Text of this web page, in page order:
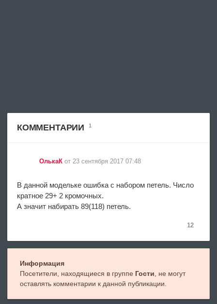
КОММЕНТАРИИ 1
ОлькаК от 23 сентября 2017 07:48
12
В данной модельке ошибка с набором петель. Число
кратное 29+ 2 кромочных.
А значит набирать 89(118) петель.
Информация
Посетители, находящиеся в группе Гости , не могут
оставлять комментарии к данной публикации.